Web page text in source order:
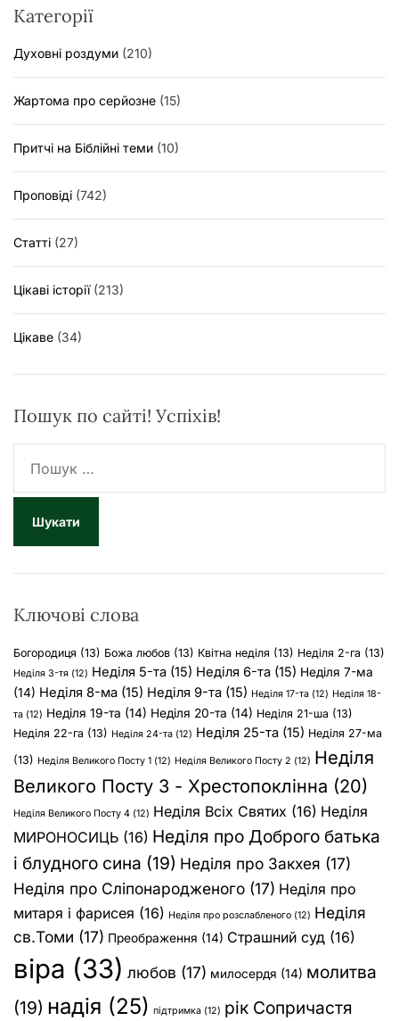
Категорії
Духовні роздуми (210)
Жартома про серйозне (15)
Притчі на Біблійні теми (10)
Проповіді (742)
Статті (27)
Цікаві історії(213)
Цікаве (34)
Пошук по сайті! Успіхів!
ш
к
Ключові слова
Богородиця (13) Божа любов (13) Квітна неділя (13) Неділя 2-га (13)
Неділя 3-тя (12) Неділя 5-та (15) Неділя 6-та (15) Неділя 7-ма
(14) Неділя 8-ма (15) Неділя 9-та (15) Неділя 17-та (12) Неділя 18-
та (12) Неділя 19-та (14) Неділя 20-та (14) Неділя 21-ша (13)
Неділя 22-га (13) Неділя 24-та (12) Неділя 25-та (15) Неділя 27-ма
(13) Неділя Великого Посту 1 (12) Неділя Великого Посту 2 (12) Неділя
Великого Посту 3 - Хрестопоклінна (20)
Неділя Великого Посту 4 (12) Неділя Всіх Святих (16) Неділя
МИРОНОСИЦЬ (16) Неділя про Доброго батька
і блудного сина (19) Неділя про Закхея (17)
Неділя про Сліпонародженого (17) Неділя про
митаря і фарисея (16) Неділя про розслабленого (12) Неділя
св.Томи (17) Преображення (14) Страшний суд (16)
віра (33) любов (17) милосердя (14) молитва
(19) надія (25) підтримка (12) рік Сопричастя